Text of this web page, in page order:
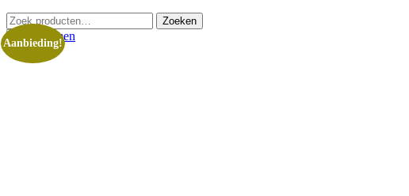
Zoeken
naar:
Zoeken
Aanbieding!